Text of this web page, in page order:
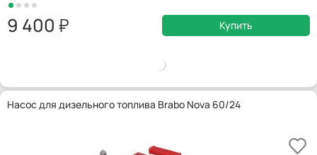
9 400 Купить
Насос для дизельного топлива Brabo Nova 60/24